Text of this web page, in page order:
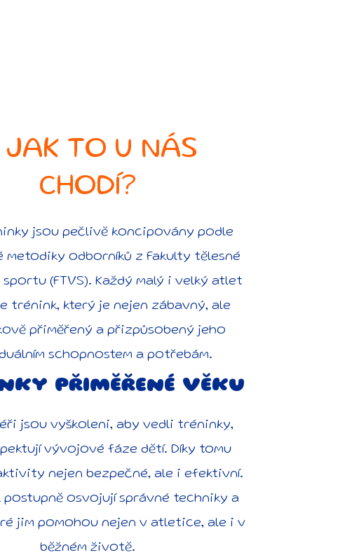
TO U NÁS
CHODÍ?
jsou pečlivě koncipovány podle
metodiky odborníků z Fakulty tělesné
(FTVS). Každý malý i velký atlet
trénink, který je nejen zábavný, ale
přiměřený a přizpůsobený jeho
schopnostem a potřebám.
PŘIMĚŘENÉ VĚKU
jsou vyškoleni, aby vedli tréninky,
vývojové fáze dětí. Díky tomu
nejen bezpečné, ale i efektivní.
postupně osvojují správné techniky a
jim pomohou nejen v atletice, ale i v
běžném životě.